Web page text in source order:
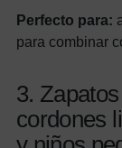
Perfecto para:
para combinar
3.
cordones